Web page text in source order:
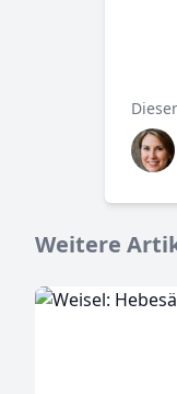
Weitere